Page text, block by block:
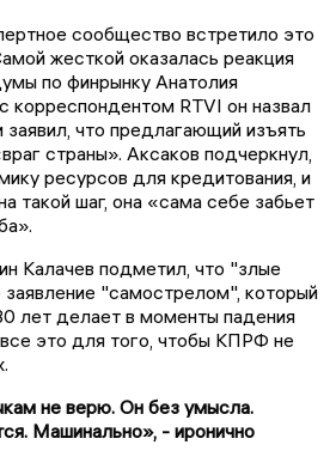
сообщество встретило это
жесткой оказалась реакция
по финрынку Анатолия
корреспондентом RTVI он назвал
что предлагающий изъять
страны». Аксаков подчеркнул,
ресурсов для кредитования, и
такой шаг, она «сама себе забьет
Калачев подметил, что "злые
"самострелом", который
лет делает в моменты падения
это для того, чтобы КПРФ не
не верю. Он без умысла.
Машинально», - иронично